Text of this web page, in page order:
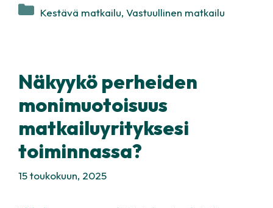
Kategoriat
Kestävä matkailu, Vastuullinen matkailu
Näkyykö perheiden
monimuotoisuus
matkailuyrityksesi
toiminnassa?
15 toukokuun, 2025